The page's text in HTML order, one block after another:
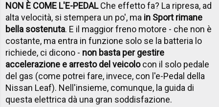
NON È COME L'E-PEDALChe effetto fa? La ripresa, ad
alta velocità, si stempera un po', ma in Sport rimane
bella sostenuta. E il maggior freno motore - che non è
costante, ma entra in funzione solo se la batteria lo
richiede, ci dicono - non basta per gestire
accelerazione e arresto del veicolocon il solo pedale
del gas (come potrei fare, invece, con l'e-Pedal della
Nissan Leaf). Nell'insieme, comunque, la guida di
questa elettrica dà una gran soddisfazione.